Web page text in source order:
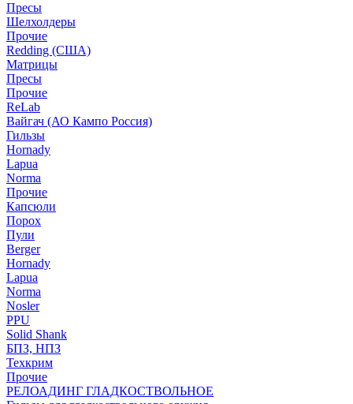
Пресы
Шелхолдеры
Прочие
Redding (США)
Матрицы
Пресы
Прочие
ReLab
Вайгач (АО Кампо Россия)
Гильзы
Hornady
Lapua
Norma
Прочие
Капсюли
Порох
Пули
Berger
Hornady
Lapua
Norma
Nosler
PPU
Solid Shank
БПЗ, НПЗ
Техкрим
Прочие
РЕЛОАДИНГ ГЛАДКОСТВОЛЬНОЕ